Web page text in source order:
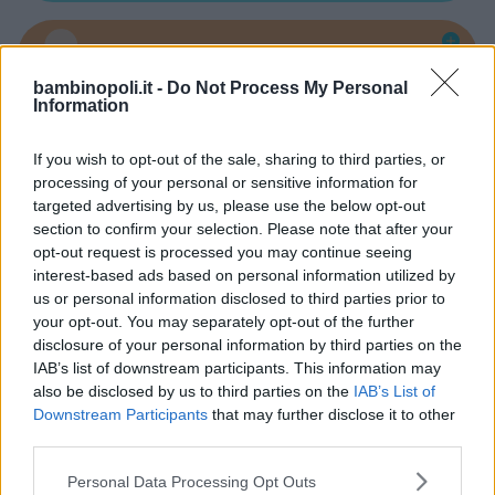
bambinopoli.it - Do Not Process My Personal
Information
If you wish to opt-out of the sale, sharing to third parties, or
processing of your personal or sensitive information for
targeted advertising by us, please use the below opt-out
section to confirm your selection. Please note that after your
opt-out request is processed you may continue seeing
interest-based ads based on personal information utilized by
us or personal information disclosed to third parties prior to
your opt-out. You may separately opt-out of the further
disclosure of your personal information by third parties on the
IAB’s list of downstream participants. This information may
also be disclosed by us to third parties on the IAB’s List of
Downstream Participants that may further disclose it to other
Please note that this website/app uses one or more Google
Personal Data Processing Opt Outs
Asili Nido
Feste
Kinderheim